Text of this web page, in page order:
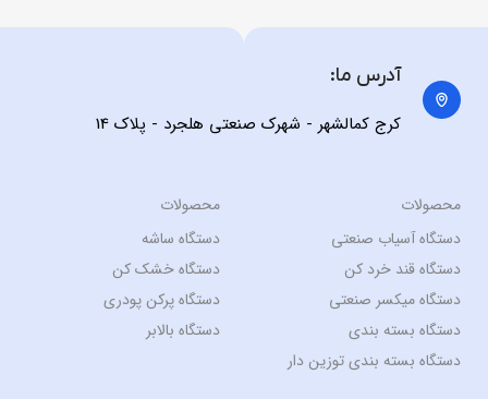
آدرس ما:
کرج کمالشهر - شهرک صنعتی هلجرد - پلاک 14
محصولات
دستگاه آسیاب صنعتی
دستگاه قند خرد کن
دستگاه میکسر صنعتی
دستگاه بسته بندی
دستگاه بسته بندی توزین دار
محصولات
دستگاه ساشه
دستگاه خشک کن
دستگاه پرکن پودری
دستگاه بالابر